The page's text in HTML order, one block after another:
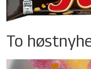
To